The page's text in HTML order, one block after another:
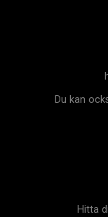
Du kan
Hitta